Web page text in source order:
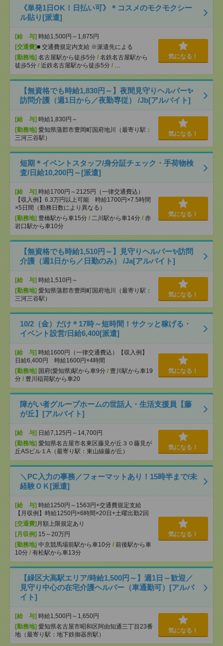
《単発1日OK！日払い可》＊コスメのモクモクシー
ル貼り[派遣]
[給 与] 時給1,500円～1,875円
[交通費]■ 交通費規定内支給 ※派遣先による
[勤務地] 名古屋駅から徒歩5分 / 名鉄名古屋駅から
徒歩5分 / 近鉄名古屋駅から徒歩5分 / …
気になる！
【無資格でも時給1,830円～】夜間見守りヘルパー✨
訪問介護（週1日から／夜勤専従） /Jb[アルバイト]
[給 与] 時給1,830円～
[勤務地] 愛知県蒲郡市豊岡町国府地川（最寄り駅：
三河三谷駅）
気になる！
短期＊イベントスタッフ/身分証チェック・手荷物検
査/日給10,200円～[派遣]
[給 与] 時給1700円～2125円（一律交通費込）
【収入例】6.3万円以上可能 時給1700円×7.5時間
×5日間（勤務日数により異なる）
[勤務地] 豊橋駅から車15分 / 二川駅から車14分 / 赤
岩口駅から車10分
気になる！
【無資格でも時給1,510円～】見守りヘルパー✨訪問
介護（週1日から／日勤のみ） /Ja[アルバイト]
[給 与] 時給1,510円～
[勤務地] 愛知県蒲郡市豊岡町国府地川（最寄り駅：
三河三谷駅）
気になる！
10/2（金）だけ＊17時～短時間！サクッと稼げる・
イベント設営/日給6,400[派遣]
[給 与] 時給1600円（一律交通費込）【収入例】
日給6,400円 時給1600円×4時間
[勤務地] 国府(愛知県)駅から車9分 / 豊川駅から車19
分 / 豊川稲荷駅から車20
気になる！
障がい者グループホームの世話人・生活支援員【藤
が丘】[アルバイト]
[給 与] 日給7,125円～14,700円
[勤務地] 愛知県名古屋市名東区藤見が丘３０藤見が
丘ASビル１A（最寄り駅：東山線藤が丘）
気になる！
＼PC入力の事務／フォーマットあり！15時半まで/未
経験ＯＫ[派遣]
[給 与] 時給1250円～1563円+交通費規定支給
【月収例】時給1250円×6時間×20日+土曜出勤2回
[交通費] 月額上限規定あり
[月収例] 15～20万円
[勤務地] 中京競馬場前駅から車10分 / 前後駅から車
10分 / 有松駅から車13分
気になる！
【緑区大高駅エリア/時給1,500円～】週1日～歓迎／
見守り中心の在宅介護ヘルパー（車通勤可）[アルバ
イト]
[給 与] 時給1,500円～1,650円
[勤務地] 愛知県名古屋市昭和区阿由知通三丁目23番
地（最寄り駅：地下鉄御器所駅）
気になる！